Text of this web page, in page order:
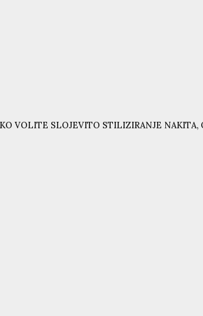
VOLITE SLOJEVITO STILIZIRANJE NAKITA,